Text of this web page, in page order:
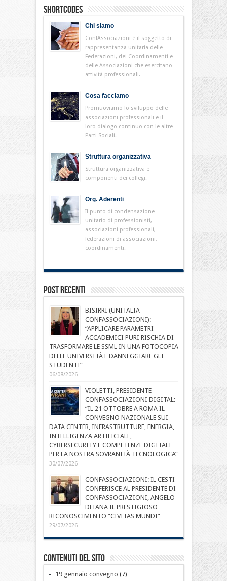
Shortcodes
Chi siamo
ConfAssociazioni è il soggetto di
rappresentanza unitaria delle
Federazioni, dei Coordinamenti e
delle Associazioni che esercitano
attività professionali.
Cosa facciamo
Promuoviamo lo sviluppo delle
associazioni professionali e il
loro dialogo continuo con le altre
Parti Sociali.
Struttura organizzativa
Struttura organizzativa e
componenti dei collegi.
Org. Aderenti
Il punto di condensazione
unitario di professionisti,
associazioni professionali,
federazioni di associazioni,
coordinamenti.
Post Recenti
BISIRRI (UNITALIA –
CONFASSOCIAZIONI):
“APPLICARE PARAMETRI
ACCADEMICI PURI RISCHIA DI
TRASFORMARE LE SSML IN UNA FOTOCOPIA
DELLE UNIVERSITÀ E DANNEGGIARE GLI
STUDENTI”
06/08/2026
VIOLETTI, PRESIDENTE
CONFASSOCIAZIONI DIGITAL:
“IL 21 OTTOBRE A ROMA IL
CONVEGNO NAZIONALE SUI
DATA CENTER, INFRASTRUTTURE, ENERGIA,
INTELLIGENZA ARTIFICIALE,
CYBERSECURITY E COMPETENZE DIGITALI
PER LA NOSTRA SOVRANITÀ TECNOLOGICA”
30/07/2026
CONFASSOCIAZIONI: IL CESTI
CONFERISCE AL PRESIDENTE DI
CONFASSOCIAZIONI, ANGELO
DEIANA IL PRESTIGIOSO
RICONOSCIMENTO “CIVITAS MUNDI”
29/07/2026
Contenuti del sito
19 gennaio convegno (7)